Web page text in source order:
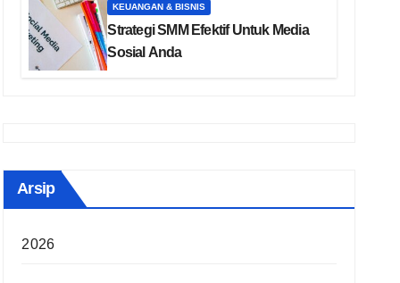
KEUANGAN & BISNIS
Strategi SMM Efektif Untuk Media
Sosial Anda
Arsip
2026